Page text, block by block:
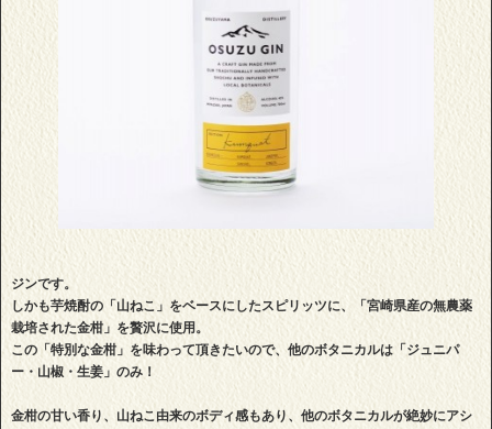
ジンです。
しかも芋焼酎の「山ねこ」をベースにしたスピリッツに、「宮崎県産の無農薬
栽培された金柑」を贅沢に使用。
この「特別な金柑」を味わって頂きたいので、他のボタニカルは「ジュニパ
ー・山椒・生姜」のみ！
金柑の甘い香り、山ねこ由来のボディ感もあり、他のボタニカルが絶妙にアシ